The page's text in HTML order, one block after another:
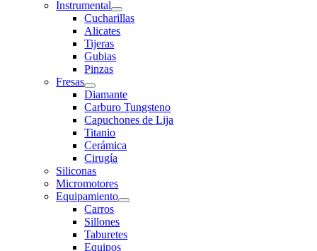
Instrumental
Cucharillas
Alicates
Tijeras
Gubias
Pinzas
Fresas
Diamante
Carburo Tungsteno
Capuchones de Lija
Titanio
Cerámica
Cirugía
Siliconas
Micromotores
Equipamiento
Carros
Sillones
Taburetes
Equipos